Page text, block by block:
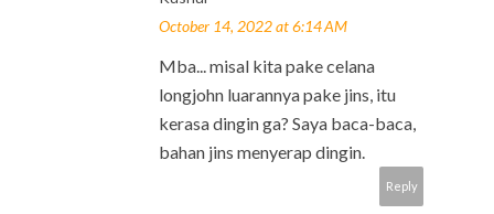
October 14, 2022 at 6:14 AM
Mba... misal kita pake celana
longjohn luarannya pake jins, itu
kerasa dingin ga? Saya baca-baca,
bahan jins menyerap dingin.
Reply